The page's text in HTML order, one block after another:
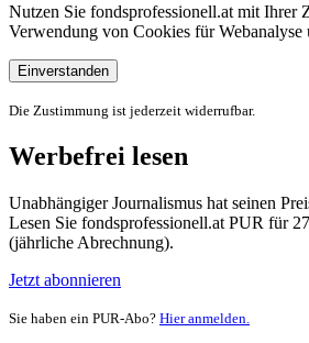
Nutzen Sie fondsprofessionell.at mit Ihrer
Verwendung von Cookies für Webanalyse
Einverstanden
Die Zustimmung ist jederzeit widerrufbar.
Werbefrei lesen
Unabhängiger Journalismus hat seinen
Lesen Sie fondsprofessionell.at PUR für
(jährliche Abrechnung).
Jetzt abonnieren
Sie haben ein PUR-Abo? Hier anmelden.